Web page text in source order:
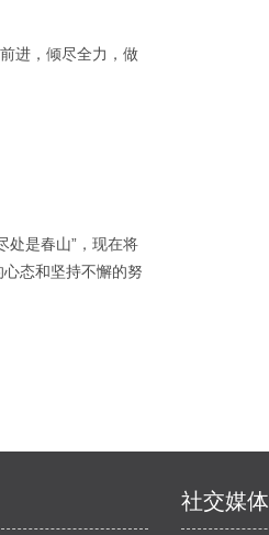
进，倾尽全力，做
处是春山”，现在将
态和坚持不懈的努
社交媒体